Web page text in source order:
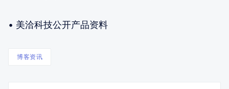
• 美洽科技公开产品资料
博客资讯